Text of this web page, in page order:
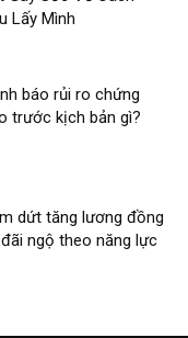
Lấy Mình
báo rủi ro chứng
trước kịch bản gì?
dứt tăng lương đồng
ngộ theo năng lực